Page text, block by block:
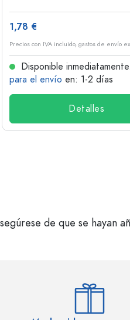
1,78 €
Precios con IVA incluido, gastos de envío
Disponible inmediatamente.
para el envío en: 1-2 días
Detalles
de que se hayan